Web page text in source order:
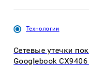
Технологии
Сетевые утечки
Googlebook